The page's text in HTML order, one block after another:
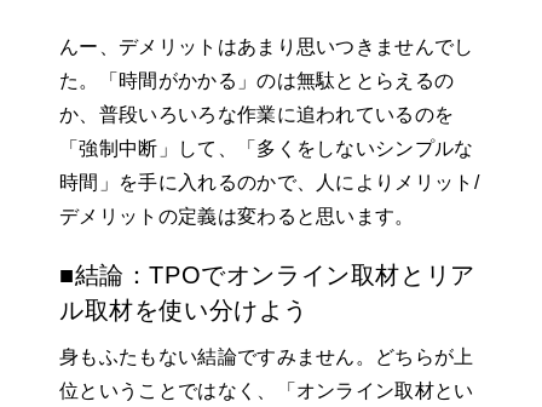
んー、デメリットはあまり思いつきませんでし
た。「時間がかかる」のは無駄ととらえるの
か、普段いろいろな作業に追われているのを
「強制中断」して、「多くをしないシンプルな
時間」を手に入れるのかで、人によりメリット/
デメリットの定義は変わると思います。
■結論：TPOでオンライン取材とリア
ル取材を使い分けよう
身もふたもない結論ですみません。どちらが上
位ということではなく、「オンライン取材とい